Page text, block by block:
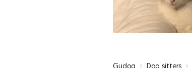
Gudog » Dog sitters »